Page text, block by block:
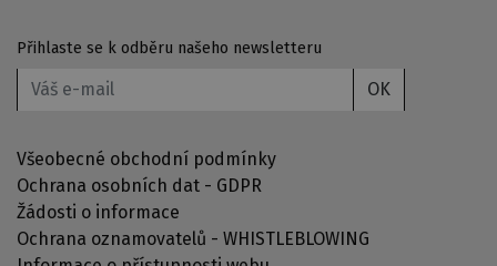
Přihlaste se k odběru našeho newsletteru
OK
Všeobecné obchodní podmínky
Ochrana osobních dat - GDPR
Žádosti o informace
Ochrana oznamovatelů - WHISTLEBLOWING